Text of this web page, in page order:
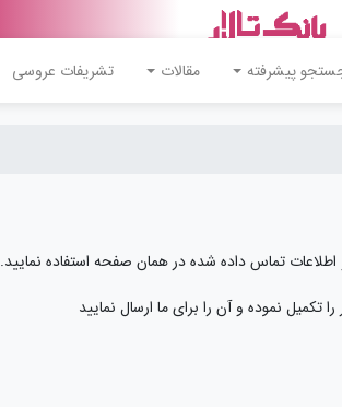
پیشرفته مقالات تشریفات عروسی
اطلاعات تماس داده شده در همان صفحه استفاده نمایید.
تکمیل نموده و آن را برای ما ارسال نمایید